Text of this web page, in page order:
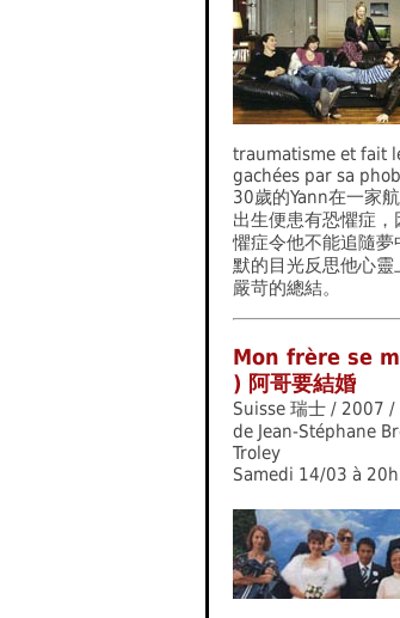
traumatisme et fait
gachées par sa
30歲的Yann在一家
出生便患有恐懼症
懼症令他不能追隨
默的目光反思他心
嚴苛的總結。
Mon frère se
) 阿哥要結婚
Suisse 瑞士 / 2007
de Jean-Stéphane
Troley
Samedi 14/03 à